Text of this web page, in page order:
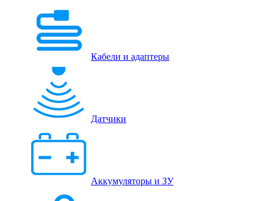
Кабели и адаптеры
Датчики
Аккумуляторы и ЗУ